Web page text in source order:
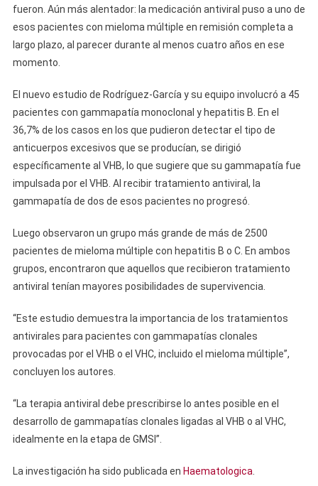
fueron. Aún más alentador: la medicación antiviral puso a uno de
esos pacientes con mieloma múltiple en remisión completa a
largo plazo, al parecer durante al menos cuatro años en ese
momento.
El nuevo estudio de Rodríguez-García y su equipo involucró a 45
pacientes con gammapatía monoclonal y hepatitis B. En el
36,7% de los casos en los que pudieron detectar el tipo de
anticuerpos excesivos que se producían, se dirigió
específicamente al VHB, lo que sugiere que su gammapatía fue
impulsada por el VHB. Al recibir tratamiento antiviral, la
gammapatía de dos de esos pacientes no progresó.
Luego observaron un grupo más grande de más de 2500
pacientes de mieloma múltiple con hepatitis B o C. En ambos
grupos, encontraron que aquellos que recibieron tratamiento
antiviral tenían mayores posibilidades de supervivencia.
“Este estudio demuestra la importancia de los tratamientos
antivirales para pacientes con gammapatías clonales
provocadas por el VHB o el VHC, incluido el mieloma múltiple”,
concluyen los autores.
“La terapia antiviral debe prescribirse lo antes posible en el
desarrollo de gammapatías clonales ligadas al VHB o al VHC,
idealmente en la etapa de GMSI”.
La investigación ha sido publicada en Haematologica